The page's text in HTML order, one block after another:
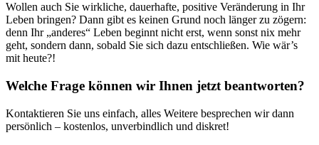
Wollen auch Sie wirkliche, dauerhafte, positive Veränderung in Ihr
Leben bringen? Dann gibt es keinen Grund noch länger zu zögern:
denn Ihr „anderes“ Leben beginnt nicht erst, wenn sonst nix mehr
geht, sondern dann, sobald Sie sich dazu entschließen. Wie wär’s
mit heute?!
Welche Frage können wir Ihnen jetzt beantworten?
Kontaktieren Sie uns einfach, alles Weitere besprechen wir dann
persönlich – kostenlos, unverbindlich und diskret!